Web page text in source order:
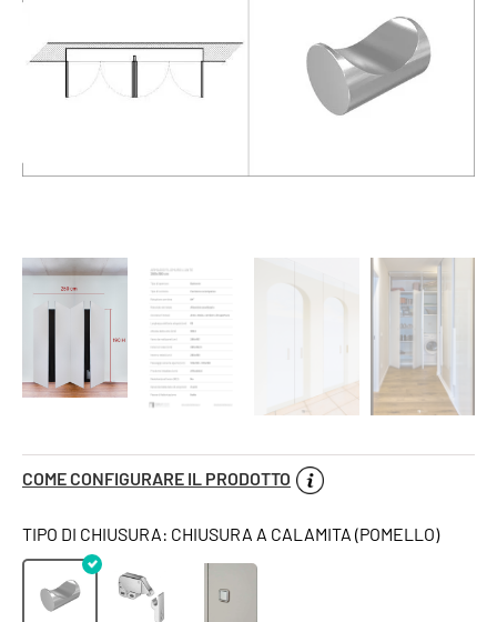
COME CONFIGURARE IL PRODOTTO
TIPO DI CHIUSURA: CHIUSURA A CALAMITA (POMELLO)